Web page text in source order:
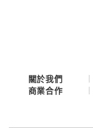
關於我們
商業合作